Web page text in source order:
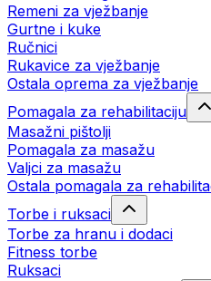
Remeni za vježbanje
Gurtne i kuke
Ručnici
Rukavice za vježbanje
Ostala oprema za vježbanje
Pomagala za rehabilitaciju
Masažni pištolji
Pomagala za masažu
Valjci za masažu
Ostala pomagala za
Torbe i ruksaci
Torbe za hranu i dodaci
Fitness torbe
Ruksaci